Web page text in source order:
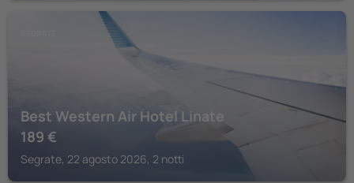
Best Western Air Hotel Linate
189 €
Segrate, 22 agosto 2026, 2 notti